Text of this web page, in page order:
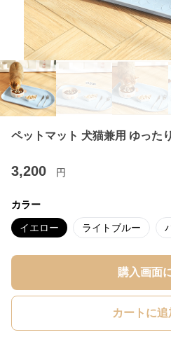
ペットマット 犬猫兼用 ゆった
3,200 円
カラー
イエロー ライトブルー
購入画面
カートに追